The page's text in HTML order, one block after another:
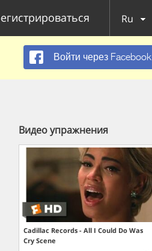
Ru
Войти через Facebook
Видео упражнения
Cadillac Records - All I Could Do Was
Cry Scene